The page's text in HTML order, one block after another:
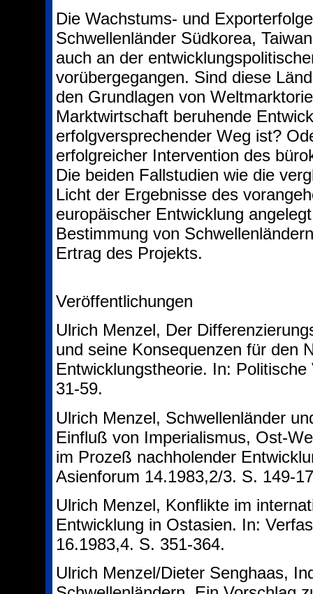
Die Wachstums- und
Schwellenländer Südkorea,
auch an der
vorübergegangen. Sind diese
den Grundlagen von
Marktwirtschaft beruhende
erfolgversprechender Weg ist?
erfolgreicher Intervention des
Die beiden Fallstudien wie die
Licht der Ergebnisse des
europäischer Entwicklung
Bestimmung von
Ertrag des Projekts.
Veröffentlichungen
Ulrich Menzel, Der
und seine Konsequenzen für den
Entwicklungstheorie. In:
31-59.
Ulrich Menzel, Schwellenländer
Einfluß von Imperialismus, Ost-
im Prozeß nachholender
Asienforum 14.1983,2/3. S. 149-
Ulrich Menzel, Konflikte im
Entwicklung in Ostasien. In:
16.1983,4. S. 351-364.
Ulrich Menzel/Dieter Senghaas,